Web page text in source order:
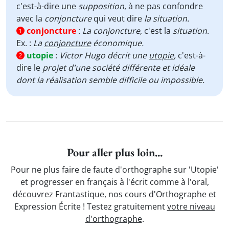
c'est-à-dire une supposition, à ne pas confondre
avec la conjoncturequi veut dire la situation.
1 conjoncture : La conjoncture, c'est la situation.
Ex. : Laconjonctureéconomique.
2 utopie : Victor Hugo décrit une utopie, c'est-à-
dire le projet d'une société différente et idéale
dont la réalisation semble difficile ou impossible.
Pour aller plus loin...
Pour ne plus faire de faute d'orthographe sur 'Utopie'
et progresser en français à l'écrit comme à l'oral,
découvrez Frantastique, nos cours d'Orthographe et
Expression Écrite ! Testez gratuitementvotre niveau
d'orthographe.